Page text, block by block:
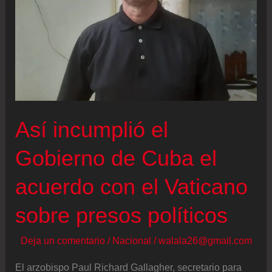
Así incumplió el
Gobierno de Cuba el
acuerdo con el Vaticano
sobre presos políticos
Deja un comentario / Nacional /walala26@gmail.com
El arzobispo Paul Richard Gallagher, secretario para